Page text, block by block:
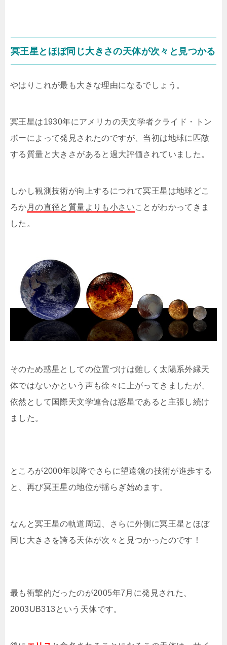
冥王星とほぼ同じ大きさの天体が次々と見つかる
やはりこれが最も大きな理由になるでしょう。
冥王星は1930年にアメリカの天文学者クライド・トン
ボーによって発見されたのですが、当初は地球に匹敵
する質量と大きさがあると過大評価されていました。
しかし観測技術が向上するにつれて冥王星は地球どこ
ろか 月の直径と質量よりも小さいことがわかってきま
した。
そのため惑星としての位置づけは難しく太陽系外縁天
体ではないかという声も徐々に上がってきましたが、
依然として国際天文学連合は惑星であると主張し続け
ました。
ところが2000年以降でさらに望遠鏡の技術が進歩する
と、再び冥王星の地位が揺らぎ始めます。
なんと冥王星の軌道周辺、さらに外側に冥王星とほぼ
同じ大きさを誇る天体が次々と見つかったのです！
最も衝撃的だったのが2005年7月に発見された、
2003UB313という天体です。